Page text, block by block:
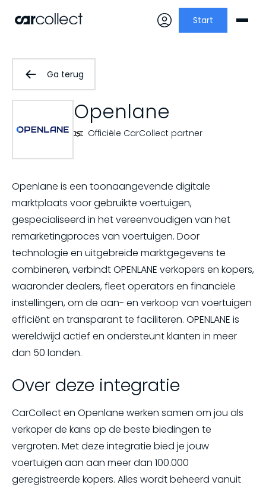
Start
Ga terug
Openlane
Officiële CarCollect partner
Openlane is een toonaangevende digitale
marktplaats voor gebruikte voertuigen,
gespecialiseerd in het vereenvoudigen van het
remarketingproces van voertuigen. Door
technologie en uitgebreide marktgegevens te
combineren, verbindt OPENLANE verkopers en kopers,
waaronder dealers, fleet operators en financiële
instellingen, om de aan- en verkoop van voertuigen
efficiënt en transparant te faciliteren. OPENLANE is
wereldwijd actief en ondersteunt klanten in meer
dan 50 landen.
Over deze integratie
CarCollect en Openlane werken samen om jou als
verkoper de kans op de beste biedingen te
vergroten. Met deze integratie bied je jouw
voertuigen aan aan meer dan 100.000
geregistreerde kopers. Alles wordt beheerd vanuit